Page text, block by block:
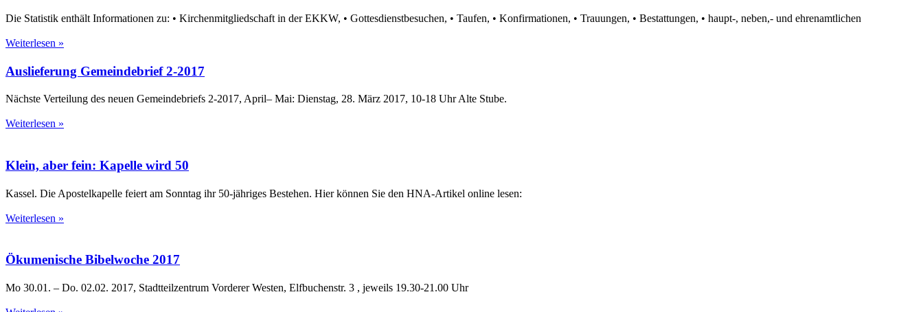
Die Statistik enthält Informationen zu: • Kirchenmitgliedschaft in der EKKW, • Gottesdienstbesuchen, • Taufen, • Konfirmationen, • Trauungen, • Bestattungen, • haupt-, neben,- und ehrenamtlichen
Weiterlesen »
Auslieferung Gemeindebrief 2-2017
Nächste Verteilung des neuen Gemeindebriefs 2-2017, April– Mai: Dienstag, 28. März 2017, 10-18 Uhr Alte Stube.
Weiterlesen »
Klein, aber fein: Kapelle wird 50
Kassel. Die Apostelkapelle feiert am Sonntag ihr 50-jähriges Bestehen. Hier können Sie den HNA-Artikel online lesen:
Weiterlesen »
Ökumenische Bibelwoche 2017
Mo 30.01. – Do. 02.02. 2017, Stadtteilzentrum Vorderer Westen, Elfbuchenstr. 3 , jeweils 19.30-21.00 Uhr